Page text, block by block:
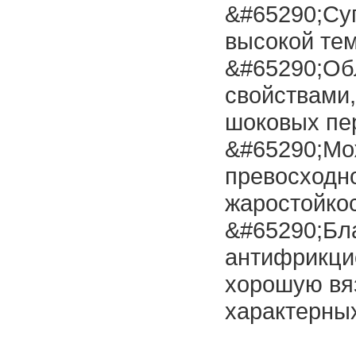
высокой
шоковых
хорошую